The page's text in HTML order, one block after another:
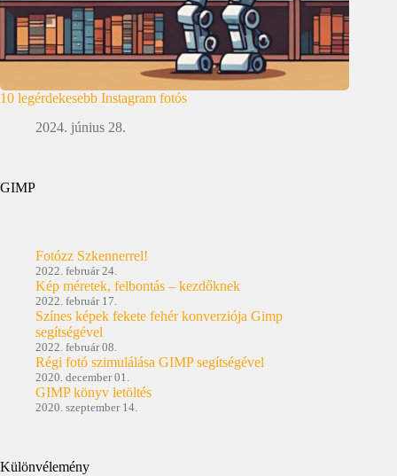
10 legérdekesebb Instagram fotós
2024. június 28.
GIMP
Fotózz Szkennerrel!
2022. február 24.
Kép méretek, felbontás – kezdőknek
2022. február 17.
Színes képek fekete fehér konverziója Gimp
segítségével
2022. február 08.
Régi fotó szimulálása GIMP segítségével
2020. december 01.
GIMP könyv letöltés
2020. szeptember 14.
Különvélemény